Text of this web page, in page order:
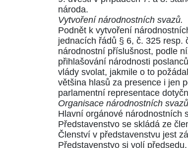
národa.
Vytvoření národnostních svazů.
Podnět k vytvoření
jednacích řádů § 6, č. 325 resp.
národnostní příslušnost, podle
přihlašování národnosti
vlády svolat, jakmile o to
většina hlasů za presence i jen
parlamentní representace
Organisace národnostních
Hlavní orgánové národnostních
Představenstvo se skládá ze
Členství v představenstvu jest
Představenstvo si volí